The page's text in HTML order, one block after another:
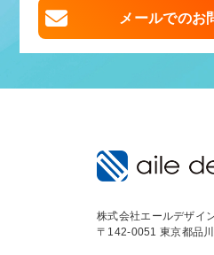
メールでのお
株式会社エールデザイ
〒142-0051 東京都品